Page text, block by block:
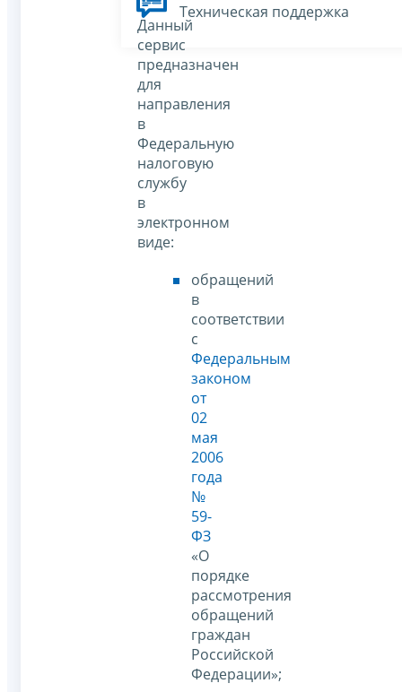
Данный
сервис
предназначен
для
направления
в
Федеральную
налоговую
службу
в
электронном
виде:
обращений
в
соответствии
с
Федеральным
законом
от
02
мая
2006
года
№
59-
ФЗ
«О
порядке
рассмотрения
обращений
граждан
Российской
Федерации»;
Техническая поддержка